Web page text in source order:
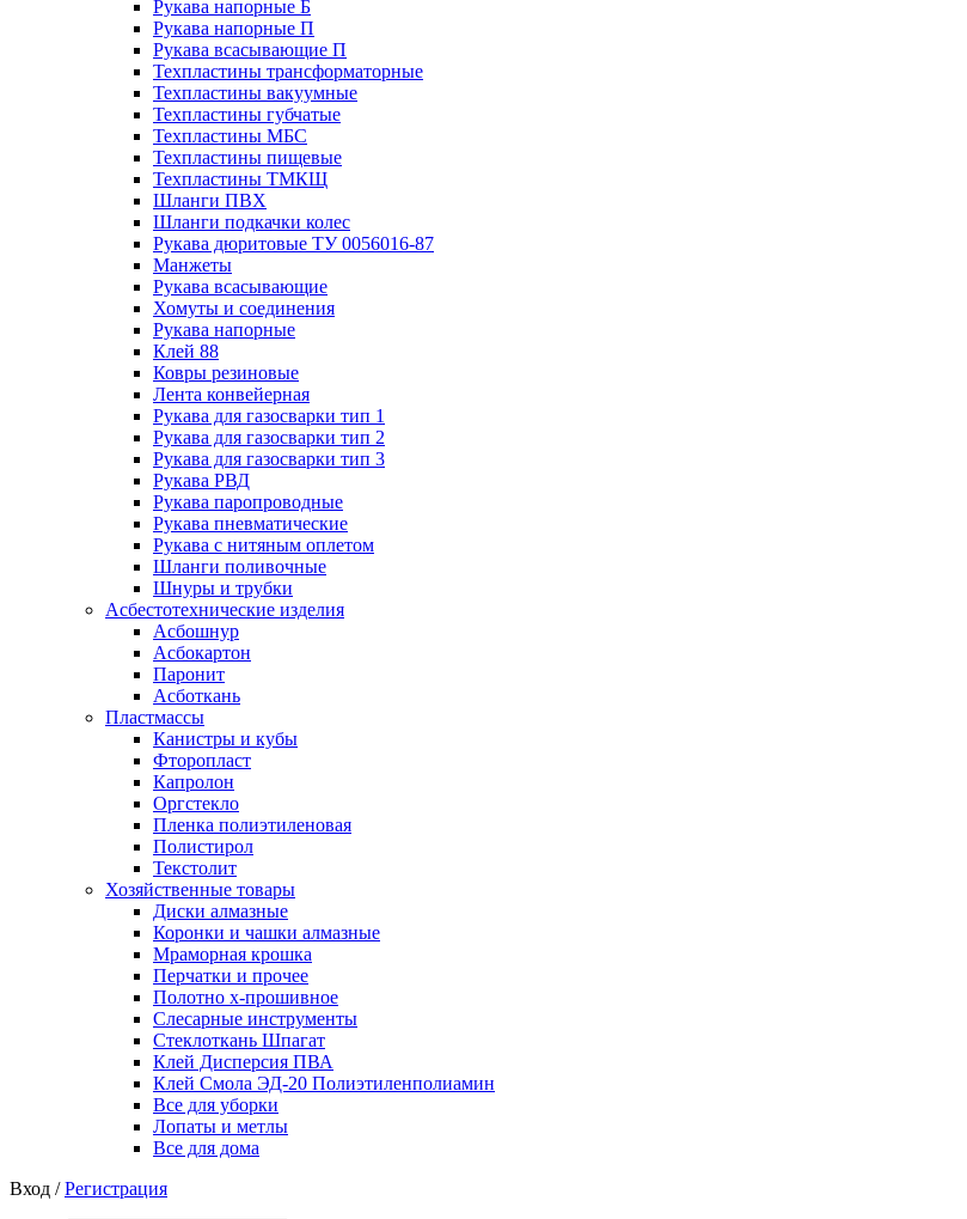
Рукава напорные Б
Рукава напорные П
Рукава всасывающие П
Техпластины трансформаторные
Техпластины вакуумные
Техпластины губчатые
Техпластины МБС
Техпластины пищевые
Техпластины ТМКЩ
Шланги ПВХ
Шланги подкачки колес
Рукава дюритовые ТУ 0056016-87
Манжеты
Рукава всасывающие
Хомуты и соединения
Рукава напорные
Клей 88
Ковры резиновые
Лента конвейерная
Рукава для газосварки тип 1
Рукава для газосварки тип 2
Рукава для газосварки тип 3
Рукава РВД
Рукава паропроводные
Рукава пневматические
Рукава с нитяным оплетом
Шланги поливочные
Шнуры и трубки
Асбестотехнические изделия
Асбошнур
Асбокартон
Паронит
Асботкань
Пластмассы
Канистры и кубы
Фторопласт
Капролон
Оргстекло
Пленка полиэтиленовая
Полистирол
Текстолит
Хозяйственные товары
Диски алмазные
Коронки и чашки алмазные
Мраморная крошка
Перчатки и прочее
Полотно х-прошивное
Слесарные инструменты
Стеклоткань Шпагат
Клей Дисперсия ПВА
Клей Смола ЭД-20 Полиэтиленполиамин
Все для уборки
Лопаты и метлы
Все для дома
Вход /Регистрация